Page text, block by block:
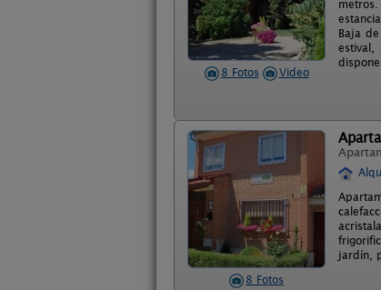
8 Fotos Video
Baja
estival,
dispone
8 Fotos
jardín,